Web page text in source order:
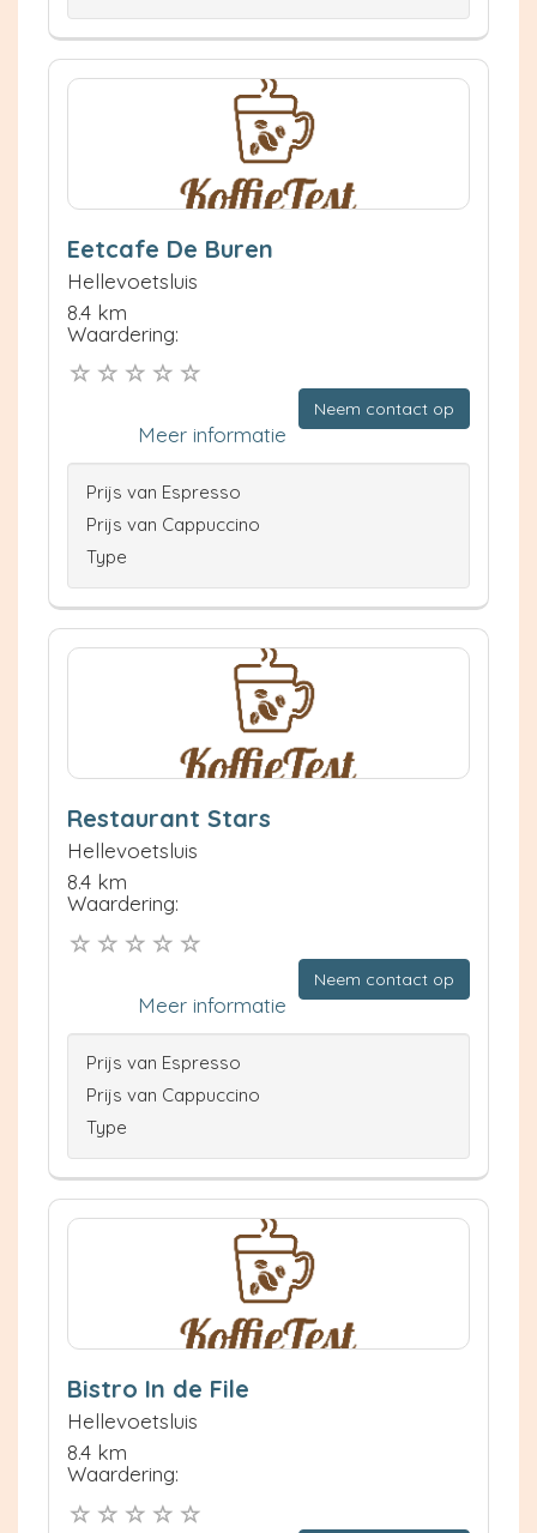
Eetcafe De Buren
Hellevoetsluis
8.4 km
Waardering:
Neem contact op
Meer informatie
Prijs van Espresso
Prijs van Cappuccino
Type
Restaurant Stars
Hellevoetsluis
8.4 km
Waardering:
Neem contact op
Meer informatie
Prijs van Espresso
Prijs van Cappuccino
Type
Bistro In de File
Hellevoetsluis
8.4 km
Waardering: